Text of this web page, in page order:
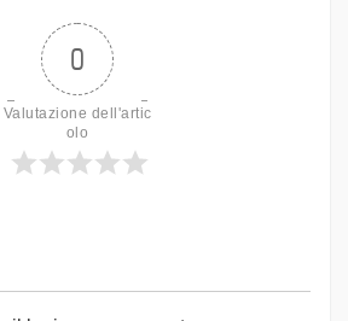
0
Valutazione dell'artic
olo